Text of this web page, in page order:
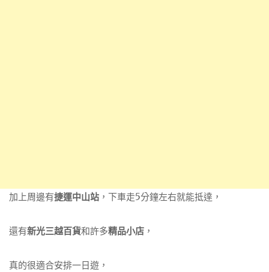
加上周邊有捷運中山站 ，下車走5分鐘左右就能抵達，
還有新光三越百貨和許多精品小店 ，
真的很適合安排一日遊，